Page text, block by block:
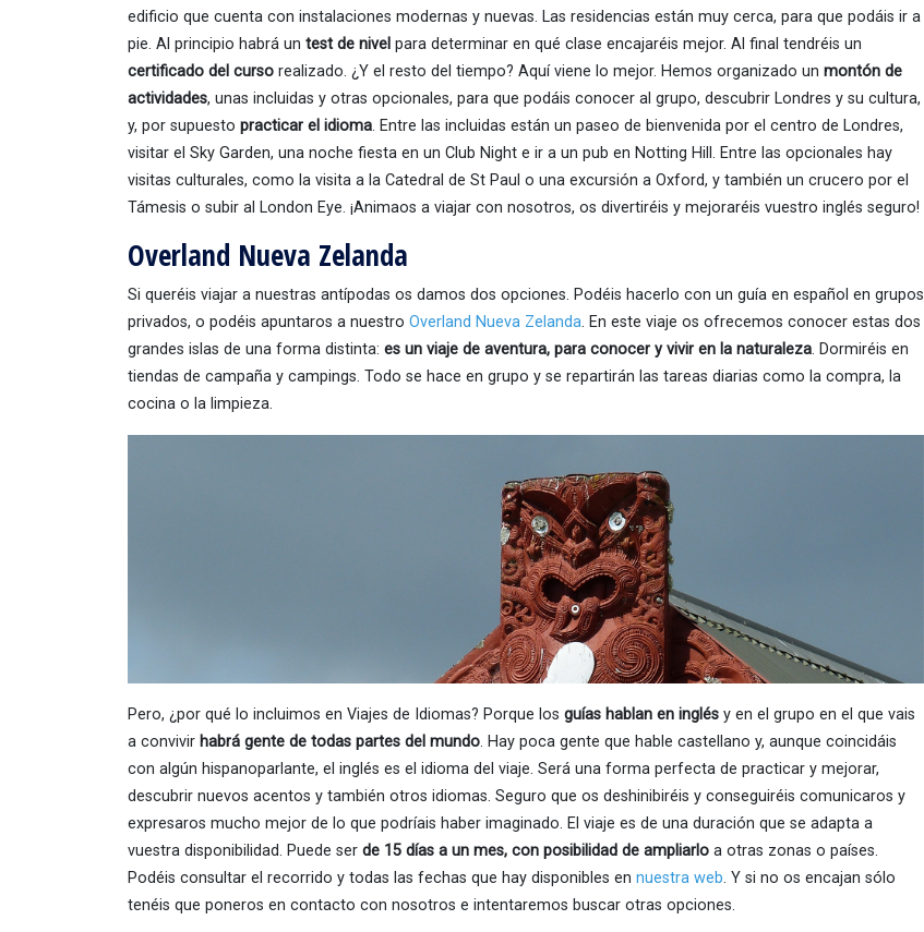
edificio que cuenta con instalaciones modernas y nuevas. Las residencias están muy cerca, para que podáis ir a
pie. Al principio habrá un test de nivel para determinar en qué clase encajaréis mejor. Al final tendréis un
certificado del curso realizado. ¿Y el resto del tiempo? Aquí viene lo mejor. Hemos organizado un montón de
actividades, unas incluidas y otras opcionales, para que podáis conocer al grupo, descubrir Londres y su cultura,
y, por supuesto practicar el idioma. Entre las incluidas están un paseo de bienvenida por el centro de Londres,
visitar el Sky Garden, una noche fiesta en un Club Night e ir a un pub en Notting Hill. Entre las opcionales hay
visitas culturales, como la visita a la Catedral de St Paul o una excursión a Oxford, y también un crucero por el
Támesis o subir al London Eye. ¡Animaos a viajar con nosotros, os divertiréis y mejoraréis vuestro inglés seguro!
Overland Nueva Zelanda
Si queréis viajar a nuestras antípodas os damos dos opciones. Podéis hacerlo con un guía en español en grupos
privados, o podéis apuntaros a nuestro Overland Nueva Zelanda. En este viaje os ofrecemos conocer estas dos
grandes islas de una forma distinta: es un viaje de aventura, para conocer y vivir en la naturaleza. Dormiréis en
tiendas de campaña y campings. Todo se hace en grupo y se repartirán las tareas diarias como la compra, la
cocina o la limpieza.
Pero, ¿por qué lo incluimos en Viajes de Idiomas? Porque los guías hablan en inglés y en el grupo en el que vais
a convivir habrá gente de todas partes del mundo. Hay poca gente que hable castellano y, aunque coincidáis
con algún hispanoparlante, el inglés es el idioma del viaje. Será una forma perfecta de practicar y mejorar,
descubrir nuevos acentos y también otros idiomas. Seguro que os deshinibiréis y conseguiréis comunicaros y
expresaros mucho mejor de lo que podríais haber imaginado. El viaje es de una duración que se adapta a
vuestra disponibilidad. Puede ser de 15 días a un mes, con posibilidad de ampliarlo a otras zonas o países.
Podéis consultar el recorrido y todas las fechas que hay disponibles en nuestra web. Y si no os encajan sólo
tenéis que poneros en contacto con nosotros e intentaremos buscar otras opciones.